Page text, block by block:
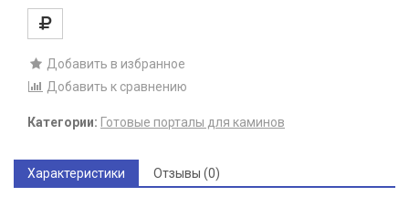
Добавить в избранное
Добавить к сравнению
Категории: Готовые порталы для каминов
Характеристики Отзывы (0)